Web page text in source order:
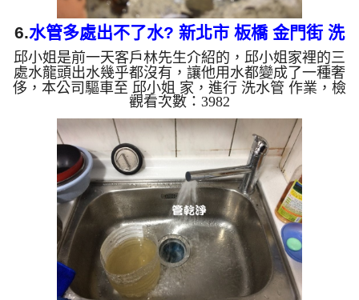
6.水管多處出不了水? 新北市 板橋 金門街 洗
水管
邱小姐是前一天客戶林先生介紹的，邱小姐家裡的三
處水龍頭出水幾乎都沒有，讓他用水都變成了一種奢
侈，本公司驅車至 邱小姐 家，進行 洗水管 作業，檢
測時發現管路裡都是鐵鏽，本公司架起 高周波水管
清洗機，灌入 檸檬酸水 至管路裡面，等了約15分，
開啟 水管清洗機 ，啟動 螺旋波 模式，一開始就洗出
黃色髒水，還三不五時堵住，本公司改用特殊工法，
洗出硬幣般大小的鐵塊，如下圖片影片，兩個多小時
後， 出水量恢復正常，邱小姐總算有水可以用了!! 如
是自來水，如水管老化，會產生鐵鏽跟泥沙堆積，洗
出來的水就會...
觀看次數：3982